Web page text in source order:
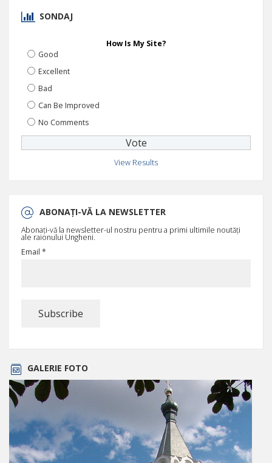
SONDAJ
How Is My Site?
Good
Excellent
Bad
Can Be Improved
No Comments
View Results
ABONAȚI-VĂ LA NEWSLETTER
Abonați-vă la newsletter-ul nostru pentru a primi ultimile noutăți
ale raionului Ungheni.
Email *
GALERIE FOTO